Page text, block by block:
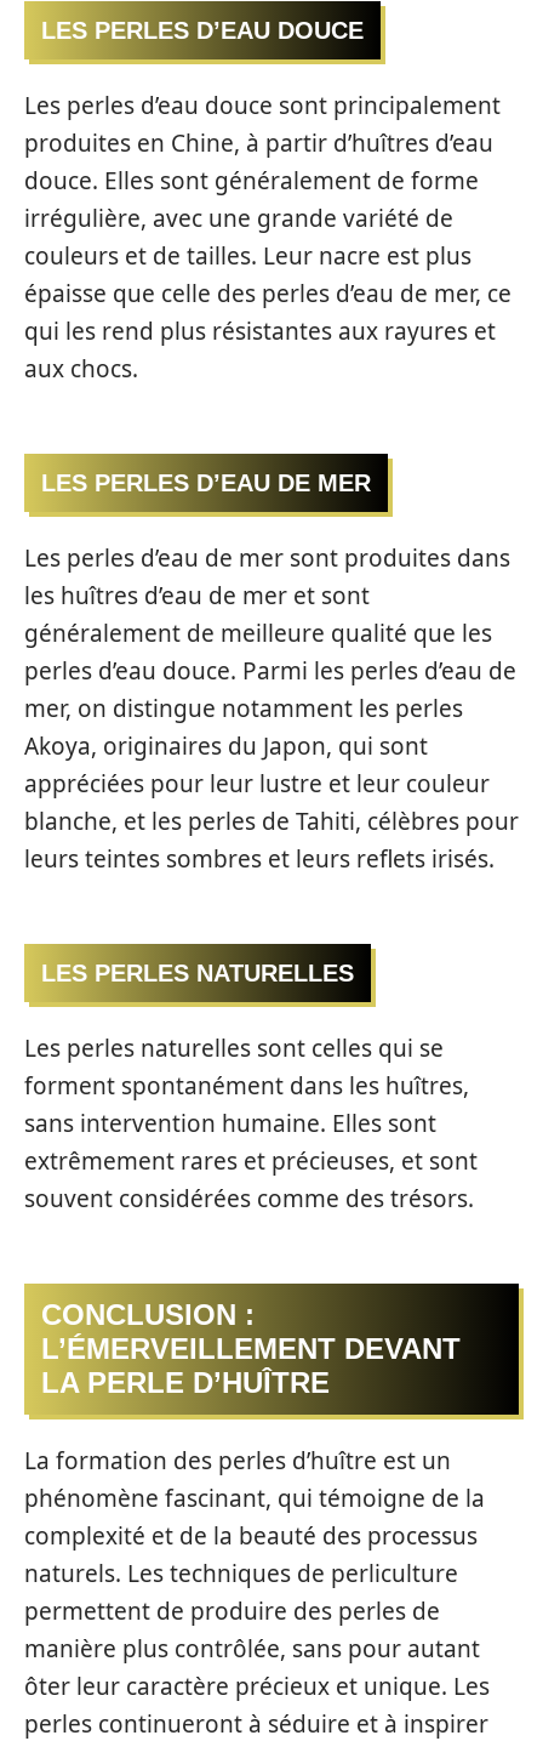
LES PERLES D’EAU DOUCE
Les perles d’eau douce sont principalement
produites en Chine, à partir d’huîtres d’eau
douce. Elles sont généralement de forme
irrégulière, avec une grande variété de
couleurs et de tailles. Leur nacre est plus
épaisse que celle des perles d’eau de mer, ce
qui les rend plus résistantes aux rayures et
aux chocs.
LES PERLES D’EAU DE MER
Les perles d’eau de mer sont produites dans
les huîtres d’eau de mer et sont
généralement de meilleure qualité que les
perles d’eau douce. Parmi les perles d’eau de
mer, on distingue notamment les perles
Akoya, originaires du Japon, qui sont
appréciées pour leur lustre et leur couleur
blanche, et les perles de Tahiti, célèbres pour
leurs teintes sombres et leurs reflets irisés.
LES PERLES NATURELLES
Les perles naturelles sont celles qui se
forment spontanément dans les huîtres,
sans intervention humaine. Elles sont
extrêmement rares et précieuses, et sont
souvent considérées comme des trésors.
CONCLUSION :
L’ÉMERVEILLEMENT DEVANT
LA PERLE D’HUÎTRE
La formation des perles d’huître est un
phénomène fascinant, qui témoigne de la
complexité et de la beauté des processus
naturels. Les techniques de perliculture
permettent de produire des perles de
manière plus contrôlée, sans pour autant
ôter leur caractère précieux et unique. Les
perles continueront à séduire et à inspirer